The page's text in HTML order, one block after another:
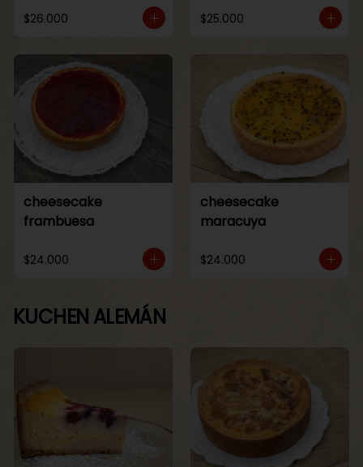
$26.000 $25.000
cheesecake
frambuesa
$24.000
cheesecake
maracuya
$24.000
KUCHEN ALEMÁN